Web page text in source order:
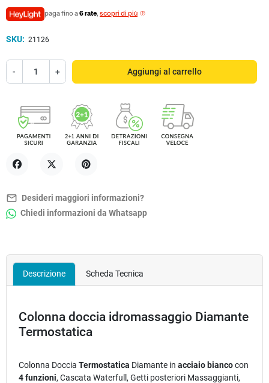
paga fino a6 rate, scopri di più
SKU: 21126
- + Aggiungi al carrello
mail_outline Desideri maggiori informazioni?
Chiedi informazioni da Whatsapp
Descrizione Scheda Tecnica
Colonna doccia idromassaggio Diamante
Termostatica
Colonna Doccia Termostatica Diamante in acciaio biancocon
4 funzioni, Cascata Waterfull, Getti posteriori Massaggianti,